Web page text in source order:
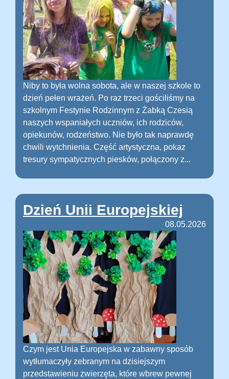
Niby to była wolna sobota, ale w naszej szkole to
dzień pełen wrażeń. Po raz trzeci gościliśmy na
szkolnym Festynie Rodzinnym z Żabką Czesią
naszych wspaniałych uczniów, ich rodziców,
opiekunów, rodzeństwo. Nie było tak naprawdę
chwili wytchnienia. Część artystyczna, pokaz
tresury sympatycznych piesków, połączony z...
Dzień Unii Europejskiej
08.05.2026
Czym jest Unia Europejska w zabawny sposób
wytłumaczyły zebranym na dzisiejszym
przedstawieniu zwierzęta, które wbrew pewnej